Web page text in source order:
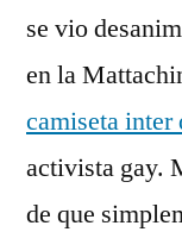
se vio
en la
camiseta inter
activista gay.
de que